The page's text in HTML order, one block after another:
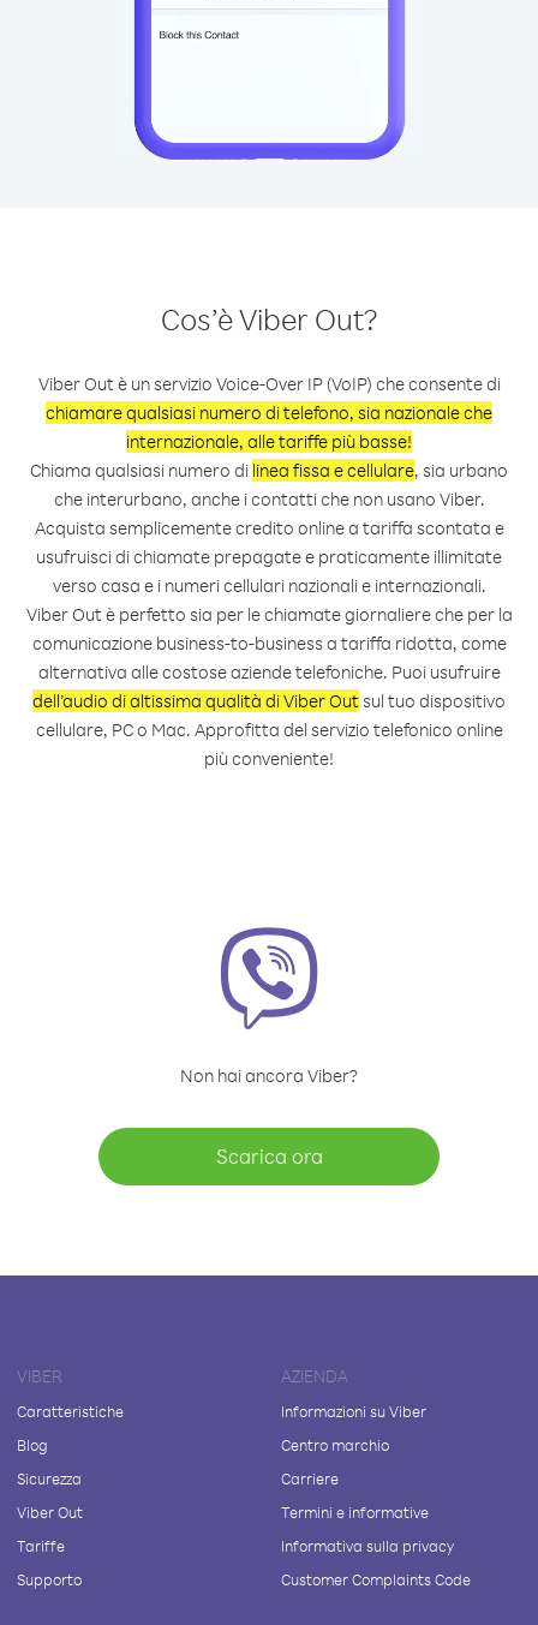
Cos’è Viber Out?
Viber Out è un servizio Voice-Over IP (VoIP) che consente di
chiamare qualsiasi numero di telefono, sia nazionale che
internazionale, alle tariffe più basse!
Chiama qualsiasi numero di linea fissa e cellulare, sia urbano
che interurbano, anche i contatti che non usano Viber.
Acquista semplicemente credito online a tariffa scontata e
usufruisci di chiamate prepagate e praticamente illimitate
verso casa e i numeri cellulari nazionali e internazionali.
Viber Out è perfetto sia per le chiamate giornaliere che per la
comunicazione business-to-business a tariffa ridotta, come
alternativa alle costose aziende telefoniche. Puoi usufruire
dell’audio di altissima qualità di Viber Outsul tuo dispositivo
cellulare, PC o Mac. Approfitta del servizio telefonico online
più conveniente!
Non hai ancora Viber?
Scarica ora
VIBER
Caratteristiche
Blog
Sicurezza
Viber Out
Tariffe
Supporto
AZIENDA
Informazioni su Viber
Centro marchio
Carriere
Termini e informative
Informativa sulla privacy
Customer Complaints Code